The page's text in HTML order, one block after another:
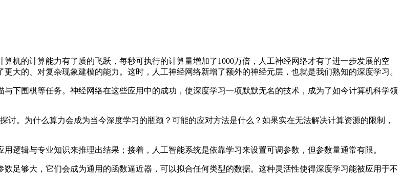
的计算能力有了质的飞跃，每秒可执行的计算量增加了1000万倍，人工神经网络才有了进一步发展的空
大的、对复杂现象建模的能力。这时，人工神经网络新增了额外的神经元层，也就是我们熟知的深度学习。
围棋等任务。神经网络在这些应用中的成功，使深度学习一项默默无名的技术，成为了如今计算机科学领
。为什么算力会成为当今深度学习的瓶颈？可能的应对方法是什么？如果实在无法解决计算资源的限制，
辑与专业知识来推理出结果；接着，人工智能系统是依靠学习来设置可调参数，但参数量通常有限。
够大，它们会成为通用的函数逼近器，可以拟合任何类型的数据。这种灵活性使得深度学习能被应用于不